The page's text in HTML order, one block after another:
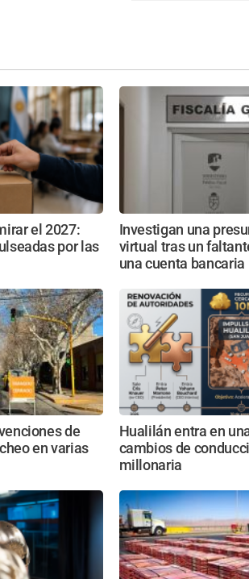
el 2027:
por las
Investigan una
virtual tras un
una cuenta bancaria
de
en varias
Hualilán entra en
cambios de
millonaria